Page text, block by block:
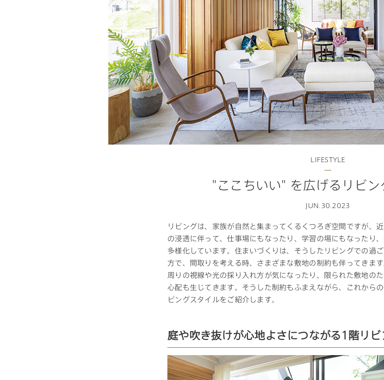
注文住宅｜三井ホームオーダー 規格住宅｜三井
お住まいづくりガイド ㎥設計 三井ホームワ
子育て家族 多世帯家族
宅地/建築条件付宅地
建売/戸建分譲
既存住宅（SumStock）
土地・建物探しをコンサルティン
ランドパートナー
ランドパートナー一覧
モデルハウス紹介 ご相談デスク
木造マンションMOCXION
木造賃貸住宅MOCXSTYLE
実例紹介
イベント＆セミナー 企業向け不動
カタログ請求 ご相談デスク
実例紹介
ドクターズ宝箱
ドクターズヴォイス
ドクタープランニュース
セミナー・相談会情報
セミナー・内覧会レポート
開業のための物
診療圏調査依頼
カタログ請求 ご相談デスク
実例紹介
選ばれる理由
福祉・介護施設実例
文教・保育施設実例
商業施設実例
社宅・寮・事務所実例
都市建築実例
企業向け不動
カタログ請求 お問い合わせフォーム
事業本部案内
事業内容
建築実例
取扱商品
資料請求 お問い合わせ
リフォームメニュー 万全のサポート リフォーム実例
リフォーム事業所一覧 カタログ請求 ご相談デスク
LIFESTYLE
"ここちいい" を広げるリビン
JUN.30.2023
リビングは、家族が自然と集まってくるくつろぎ空間ですが、
の浸透に伴って、仕事場にもなったり、学習の場にもなったり
多様化しています。住まいづくりは、そうしたリビングでの過
方で、間取りを考える時、さまざまな敷地の制約も伴ってきま
周りの視線や光の採り入れ方が気になったり、限られた敷地の
心配も生じてきます。そうした制約もふまえながら、これから
ビングスタイルをご紹介します。
庭や吹き抜けが心地よさにつながる1階リビ